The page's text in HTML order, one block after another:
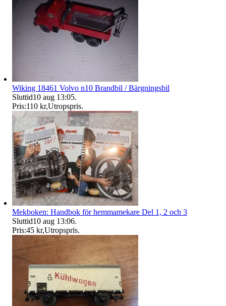
Wiking 18461 Volvo n10 Brandbil / Bärgningsbil
Sluttid10 aug 13:05.
Pris:110 kr,Utropspris.
Mekboken: Handbok för hemmamekare Del 1, 2 och 3
Sluttid10 aug 13:06.
Pris:45 kr,Utropspris.